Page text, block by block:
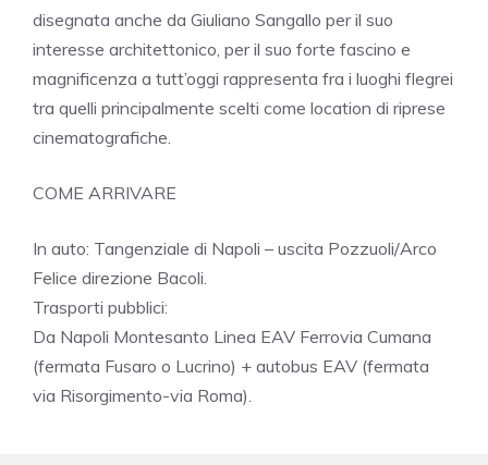
disegnata anche da Giuliano Sangallo per il suo
interesse architettonico, per il suo forte fascino e
magnificenza a tutt’oggi rappresenta fra i luoghi flegrei
tra quelli principalmente scelti come location di riprese
cinematografiche.
COME ARRIVARE
In auto: Tangenziale di Napoli – uscita Pozzuoli/Arco
Felice direzione Bacoli.
Trasporti pubblici:
Da Napoli Montesanto Linea EAV Ferrovia Cumana
(fermata Fusaro o Lucrino) + autobus EAV (fermata
via Risorgimento-via Roma).